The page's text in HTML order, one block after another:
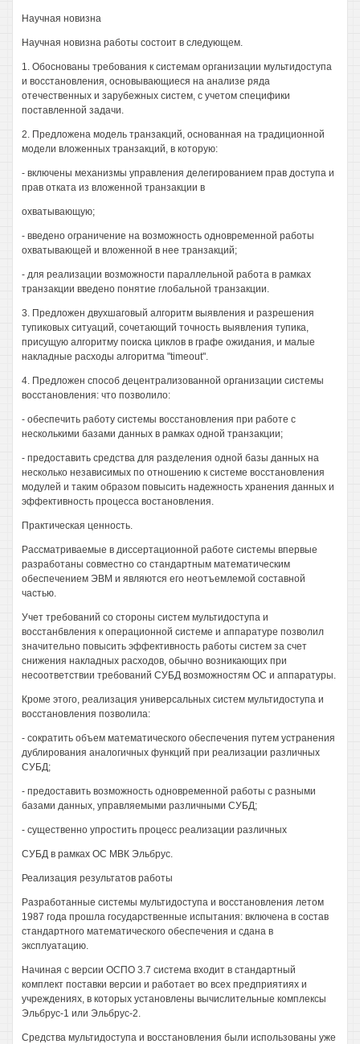
Научная новизна
Научная новизна работы состоит в следующем.
1. Обоснованы требования к системам организации мультидоступа
и восстановления, основывающиеся на анализе ряда
отечественных и зарубежных систем, с учетом специфики
поставленной задачи.
2. Предложена модель транзакций, основанная на традиционной
модели вложенных транзакций, в которую:
- включены механизмы управления делегированием прав доступа и
прав отката из вложенной транзакции в
охватывающую;
- введено ограничение на возможность одновременной работы
охватывающей и вложенной в нее транзакций;
- для реализации возможности параллельной работа в рамках
транзакции введено понятие глобальной транзакции.
3. Предложен двухшаговый алгоритм выявления и разрешения
тупиковых ситуаций, сочетающий точность выявления тупика,
присущую алгоритму поиска циклов в графе ожидания, и малые
накладные расходы алгоритма "timeout".
4. Предложен способ децентрализованной организации системы
восстановления: что позволило:
- обеспечить работу системы восстановления при работе с
несколькими базами данных в рамках одной транзакции;
- предоставить средства для разделения одной базы данных на
несколько независимых по отношению к системе восстановления
модулей и таким образом повысить надежность хранения данных и
эффективность процесса востановления.
Практическая ценность.
Рассматриваемые в диссертационной работе системы впервые
разработаны совместно со стандартным математическим
обеспечением ЭВМ и являются его неотъемлемой составной
частью.
Учет требований со стороны систем мультидоступа и
восстанбвления к операционной системе и аппаратуре позволил
значительно повысить эффективность работы систем за счет
снижения накладных расходов, обычно возникающих при
несоответствии требований СУБД возможностям ОС и аппаратуры.
Кроме этого, реализация универсальных систем мультидоступа и
восстановления позволила:
- сократить объем математического обеспечения путем устранения
дублирования аналогичных функций при реализации различных
СУБД;
- предоставить возможность одновременной работы с разными
базами данных, управляемыми различными СУБД;
- существенно упростить процесс реализации различных
СУБД в рамках ОС МВК Эльбрус.
Реализация результатов работы
Разработанные системы мультидоступа и восстановления летом
1987 года прошла государственные испытания: включена в состав
стандартного математического обеспечения и сдана в
эксплуатацию.
Начиная с версии ОСПО 3.7 система входит в стандартный
комплект поставки версии и работает во всех предприятиях и
учреждениях, в которых установлены вычислительные комплексы
Эльбрус-1 или Эльбрус-2.
Средства мультидоступа и восстановления были использованы уже